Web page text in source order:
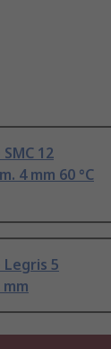
12
4 mm 60 °C
5